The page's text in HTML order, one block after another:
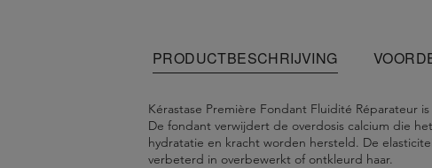
PRODUCTBESCHRIJVING
Kérastase Première Fondant Fluidité Réparateur
De fondant verwijdert de overdosis calcium die
hydratatie en kracht worden hersteld. De
verbeterd in overbewerkt of ontkleurd haar.